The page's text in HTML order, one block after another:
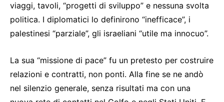
viaggi, tavoli, “progetti di sviluppo” e nessuna svolta
politica. I diplomatici lo definirono “inefficace”, i
palestinesi “parziale”, gli israeliani “utile ma innocuo”.
La sua “missione di pace” fu un pretesto per costruire
relazioni e contratti, non ponti. Alla fine se ne andò
nel silenzio generale, senza risultati ma con una